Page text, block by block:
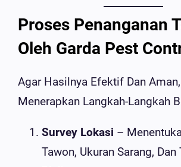
Proses Penanganan
Oleh Garda Pest
Agar Hasilnya Efektif Dan
Menerapkan Langkah-Langkah
Survey Lokasi –
Tawon, Ukuran Sarang,